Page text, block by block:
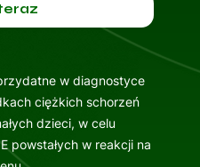
w diagnostyce
ciężkich schorzeń
dzieci, w celu
powstałych w reakcji na